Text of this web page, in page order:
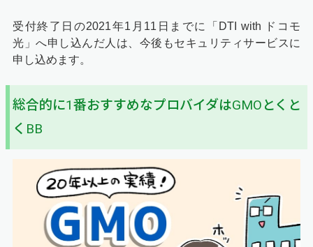
受付終了日の2021年1月11日までに「DTI with ドコモ
光」へ申し込んだ人は、今後もセキュリティサービスに
申し込めます。
総合的に1番おすすめなプロバイダはGMOとくと
くBB